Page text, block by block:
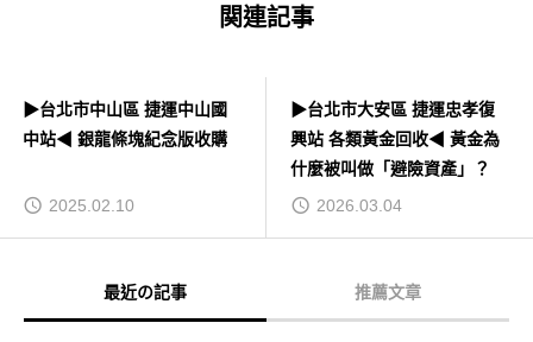
関連記事
▶台北市中山區 捷運中山國
中站◀ 銀龍條塊紀念版收購
2025.02.10
▶台北市大安區 捷運忠孝復
興站 各類黃金回收◀ 黃金為
什麼被叫做「避險資產」？
2026.03.04
最近の記事 推薦文章